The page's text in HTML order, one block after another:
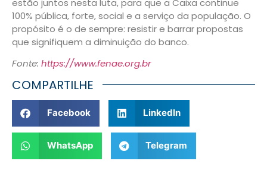
100% pública, forte, social e a serviço da população. O
propósito é o de sempre: resistir e barrar propostas
que signifiquem a diminuição do banco.
Fonte: https://www.fenae.org.br
COMPARTILHE
Facebook LinkedIn
WhatsApp Telegram